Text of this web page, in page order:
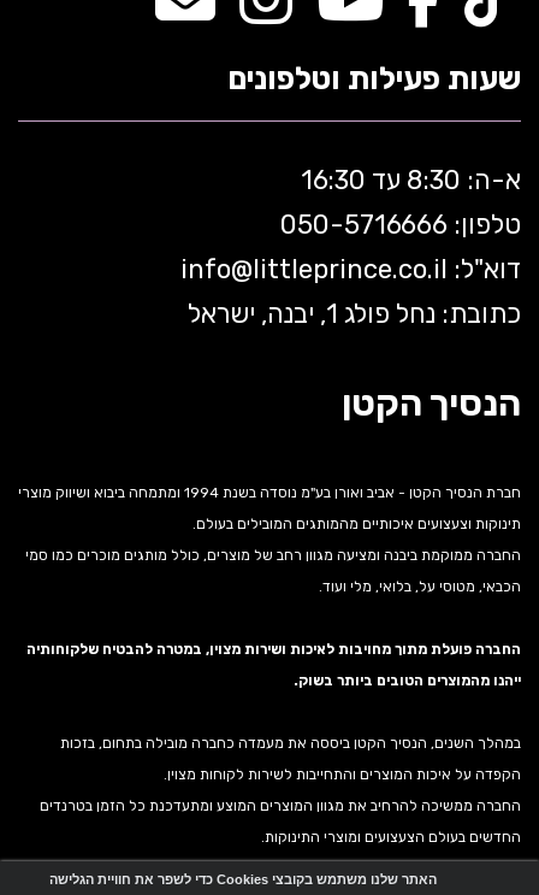
שעות פעילות וטלפונים
א-ה: 8:30 עד 16:30
טלפון: 050-5 716666
דוא"ל:
info@littleprince.co.il
כתובת: נחל פולג 1, יבנה, ישראל
הנסיך הקטן
חברת הנסיך הקטן - אביב ואורן בע"מ נוסדה בשנת 1994 ומתמחה ביבוא ושיווק מוצרי
תינוקות וצעצועים איכותיים מהמותגים המובילים בעולם.
החברה ממוקמת ביבנה ומציעה מגוון רחב של מוצרים, כולל מותגים מוכרים כמו סמי
הכבאי, מטוסי על, בלואי, מלי ועוד.
החברה פועלת מתוך מחויבות לאיכות ושירות מצוין, במטרה להבטיח שלקוחותיה
ייהנו מהמוצרים הטובים ביותר בשוק.
במהלך השנים, הנסיך הקטן ביססה את מעמדה כחברה מובילה בתחום, בזכות
הקפדה על איכות המוצרים והתחייבות לשירות לקוחות מצוין.
החברה ממשיכה להרחיב את מגוון המוצרים המוצע ומתעדכנת כל הזמן בטרנדים
החדשים בעולם הצעצועים ומוצרי התינוקות.
האתר שלנו משתמש בקובצי Cookies כדי לשפר את חוויית הגלישה